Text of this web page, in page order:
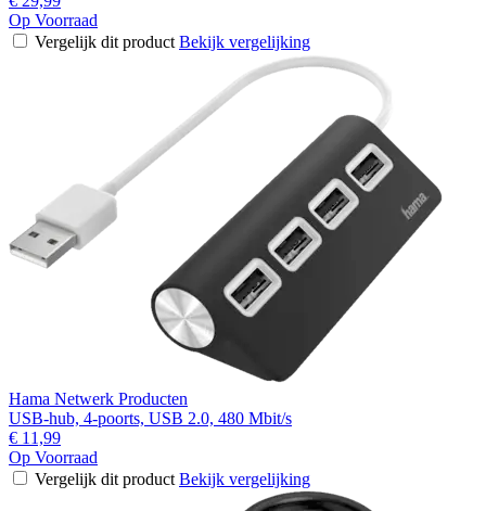
Op Voorraad
Vergelijk dit product Bekijk vergelijking
Hama Netwerk Producten
USB-hub, 4-poorts, USB 2.0, 480 Mbit/s
€ 11,99
Op Voorraad
Vergelijk dit product Bekijk vergelijking